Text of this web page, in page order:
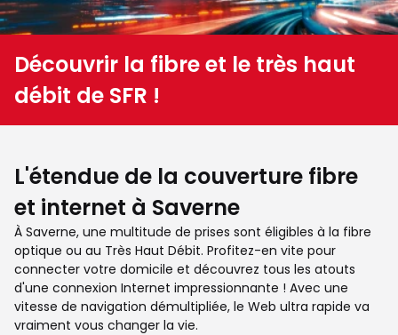
Découvrir la fibre et le très haut
débit de SFR !
L'étendue de la couverture fibre
et internet à Saverne
À Saverne, une multitude de prises sont éligibles à la fibre
optique ou au Très Haut Débit. Profitez-en vite pour
connecter votre domicile et découvrez tous les atouts
d'une connexion Internet impressionnante ! Avec une
vitesse de navigation démultipliée, le Web ultra rapide va
vraiment vous changer la vie.